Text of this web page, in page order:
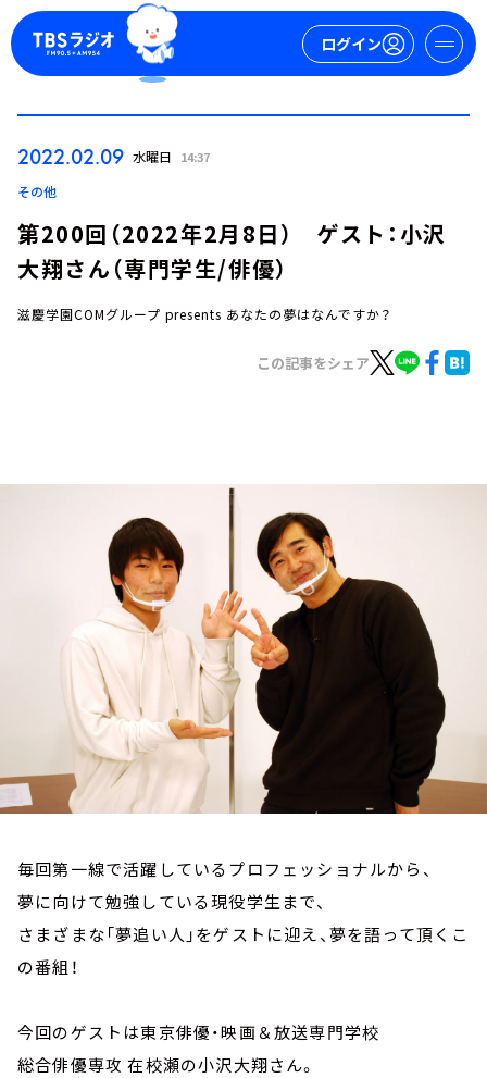
ログイン
イベント・グッズ
YouTube
会社情報
2022.02.09 水曜日 14:37
その他
第200回（2022年2月8日） ゲスト：小沢
大翔さん（専門学生/俳優）
滋慶学園COMグループ presents あなたの夢はなんですか？
この記事をシェア
毎回第一線で活躍しているプロフェッショナルから、
夢に向けて勉強している現役学生まで、
さまざまな「夢追い人」をゲストに迎え、夢を語って頂くこ
の番組！
今回のゲストは東京俳優・映画＆放送専門学校
総合俳優専攻 在校瀬の小沢大翔さん。